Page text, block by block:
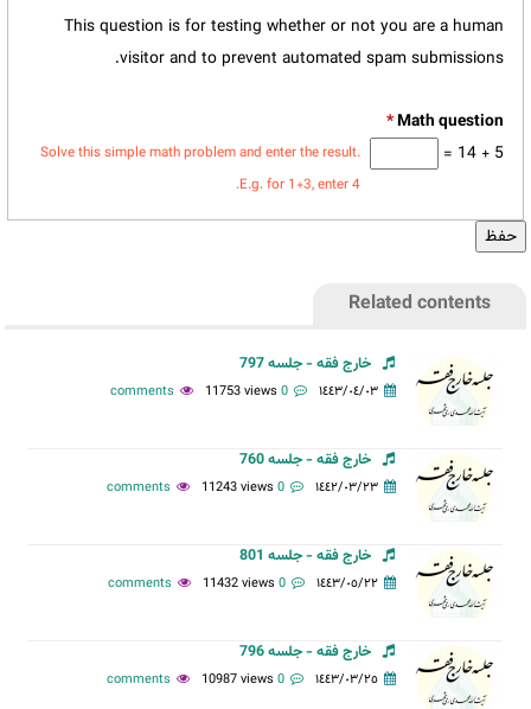
This question is for testing whether or not you are a human
visitor and to prevent automated spam submissions.
*
5 + 14 =
Solve this simple math problem and enter the result.
E.g. for 1+3, enter 4.
Related contents
خارج فقه - جلسه 797
١٤٤٣/٠٤/٠٣ 0 comments
11753 views
خارج فقه - جلسه 760
١٤٤٢/٠٣/٢٣ 0 comments
11243 views
خارج فقه - جلسه 801
١٤٤٣/٠٥/٢٢ 0 comments
11432 views
خارج فقه - جلسه 796
١٤٤٣/٠٣/٢٥ 0 comments
10987 views